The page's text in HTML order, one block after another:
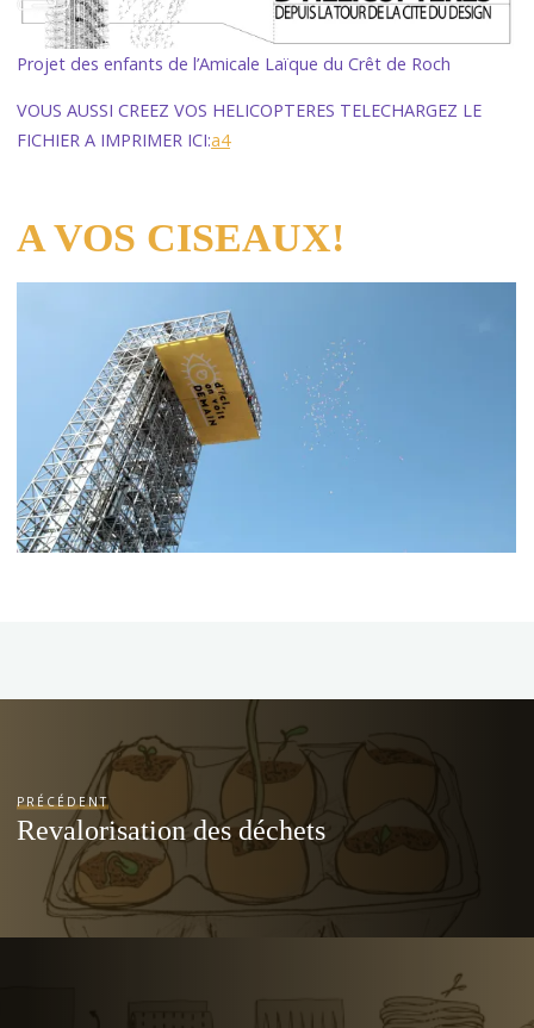
Projet des enfants de l’Amicale Laïque du Crêt de Roch
VOUS AUSSI CREEZ VOS HELICOPTERES TELECHARGEZ LE
FICHIER A IMPRIMER ICI:a4
A VOS CISEAUX!
PRÉCÉDENT
Revalorisation des déchets